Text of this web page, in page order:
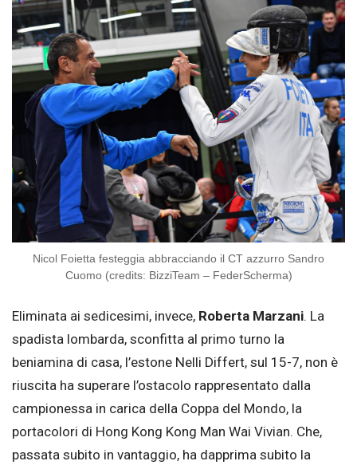
Nicol Foietta festeggia abbracciando il CT azzurro Sandro
Cuomo (credits: BizziTeam – FederScherma)
Eliminata ai sedicesimi, invece, Roberta Marzani. La
spadista lombarda, sconfitta al primo turno la
beniamina di casa, l’estone Nelli Differt, sul 15-7, non è
riuscita ha superare l’ostacolo rappresentato dalla
campionessa in carica della Coppa del Mondo, la
portacolori di Hong Kong Kong Man Wai Vivian. Che,
passata subito in vantaggio, ha dapprima subito la